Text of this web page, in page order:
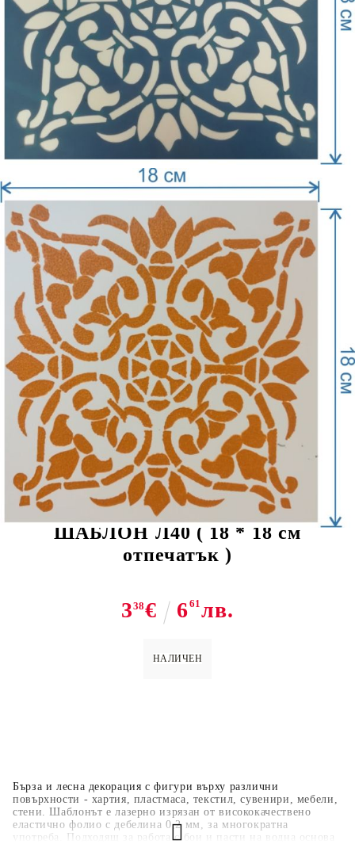
Share Tweet
ШАБЛОН Л40 ( 18 * 18 см
отпечатък )
338€ 661 лв.
НАЛИЧЕН
Бърза и лесна декорация с фигури върху различни
повърхности - хартия, пластмаса, текстил, сувенири, мебели,
стени. Шаблонът е лазерно изрязан от висококачествено
еластично фолио с дебелина 0,2 мм, за многократна
употреба. Подходящ за работа с бои и пасти на водна основа